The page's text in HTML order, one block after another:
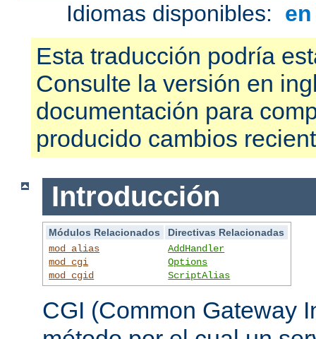
Idiomas disponibles:
Esta traducción podría
Consulte la versión en
documentación para
producido cambios
Introducción
Módulos Relacionados
Directivas Relacionadas
mod_alias
mod_cgi
mod_cgid
AddHandler
Options
ScriptAlias
CGI (Common Gateway